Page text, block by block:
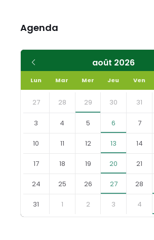
Agenda
août 2026
précédent
Lun Mar Mer Jeu Ven
Skip
calendar
27 28 29 30 31
3 4 5 6 7
10 11 12 13 14
17 18 19 20 21
24 25 26 27 28
31 1 2 3 4
Retourner